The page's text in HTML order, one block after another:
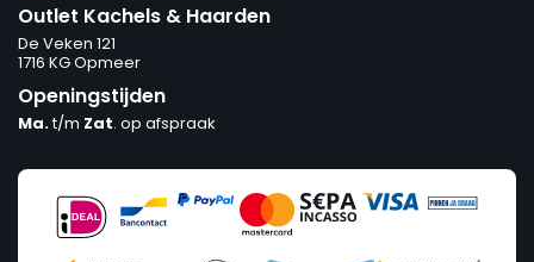
Outlet Kachels & Haarden
De Veken 121
1716 KG Opmeer
Openingstijden
Ma.t/m Zat. op afspraak